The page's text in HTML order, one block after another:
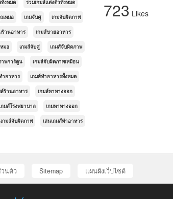
งหมด รวมเกมส์แต่งตัวทั้งหมด
ณหมอ เกมจับคู่ เกมจับผิดภาพ
ร้านอาหาร เกมส์ขายอาหาร
มอ เกมส์จับคู่ เกมส์จับผิดภาพ
าพการ์ตูน เกมส์จับผิดภาพเหมือน
ำอาหาร เกมส์ทำอาหารทั้งหมด
ส์ร้านอาหาร เกมส์หาทางออก
กมส์โรงพยาบาล เกมหาทางออก
กมส์จับผิดภาพ เล่นเกมส์ทำอาหาร
723 Likes
นตัว Sitemap แผนผังเว็บไซต์